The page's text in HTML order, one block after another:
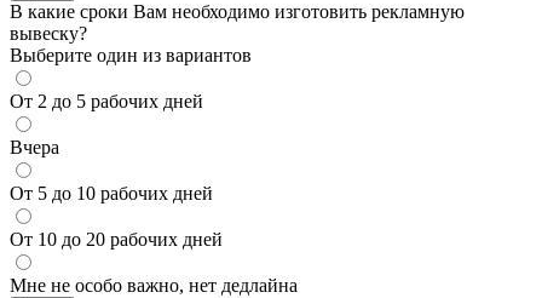
В какие сроки Вам необходимо изготовить рекламную
вывеску?
Выберите один из вариантов
От 2 до 5 рабочих дней
Вчера
От 5 до 10 рабочих дней
От 10 до 20 рабочих дней
Мне не особо важно, нет дедлайна